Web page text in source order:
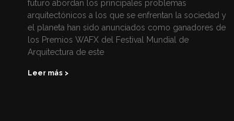
futuro abordan los principales problemas
arquitectónicos a los que se enfrentan la sociedad y
el planeta han sido anunciados como ganadores de
los Premios WAFX del Festival Mundial de
Arquitectura de este
Leer más >